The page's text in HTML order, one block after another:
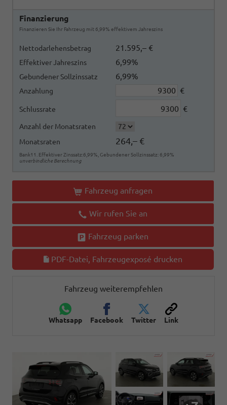
Finanzierung
Finanzieren Sie Ihr Fahrzeug mit 6,99% effektivem Jahreszins
Nettodarlehensbetrag 21.595,– €
Effektiver Jahreszins 6,99%
Gebundener Sollzinssatz 6,99%
Anzahlung €
Schlussrate €
Anzahl der Monatsraten
Monatsraten
264,– €
Bank11. Effektiver Zinssatz:6,99%, Gebundener Sollzinssatz: 6,99%
unverbindliche Berechnung
Fahrzeug anfragen
Wir rufen Sie an
Fahrzeug parken
PDF-Datei, Fahrzeugexposé drucken
Fahrzeug weiterempfehlen
Whatsapp Facebook Twitter Link